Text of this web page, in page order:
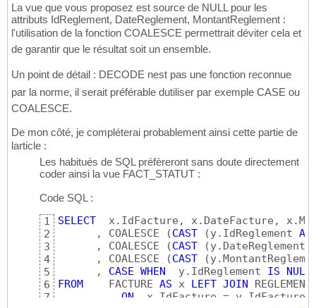
La vue que vous proposez est source de NULL pour les
attributs IdReglement, DateReglement, MontantReglement :
l'utilisation de la fonction COALESCE permettrait déviter cela et
de garantir que le résultat soit un ensemble.
Un point de détail : DECODE nest pas une fonction reconnue
par la norme, il serait préférable dutiliser par exemple CASE ou
COALESCE.
De mon côté, je compléterai probablement ainsi cette partie de
larticle :
Les habitués de SQL préfèreront sans doute directement
coder ainsi la vue FACT_STATUT :
Code SQL :
1
2
3
4
5
6
7
SELECT
x.IdFacture, x.DateFacture,
      , COALESCE
(CAST (y.IdReglement AS
      , COALESCE
(CAST (y.DateReglement
      , COALESCE
(CAST (
      ,
CASE WHEN
  y.IdReglement
IS
NULL
FROM
    FACTURE
AS x LEFT JOIN
ON
x.IdFacture = y.IdFacture